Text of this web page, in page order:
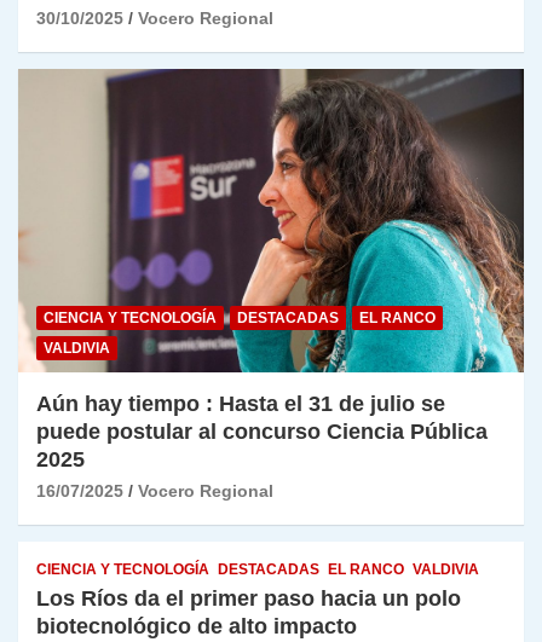
30/10/2025 Vocero Regional
CIENCIA Y TECNOLOGÍA DESTACADAS
EL RANCO
VALDIVIA
Aún hay tiempo : Hasta el 31 de julio se
puede postular al concurso Ciencia Pública
2025
16/07/2025 Vocero Regional
CIENCIA Y TECNOLOGÍA DESTACADAS EL RANCO VALDIVIA
Los Ríos da el primer paso hacia un polo
biotecnológico de alto impacto